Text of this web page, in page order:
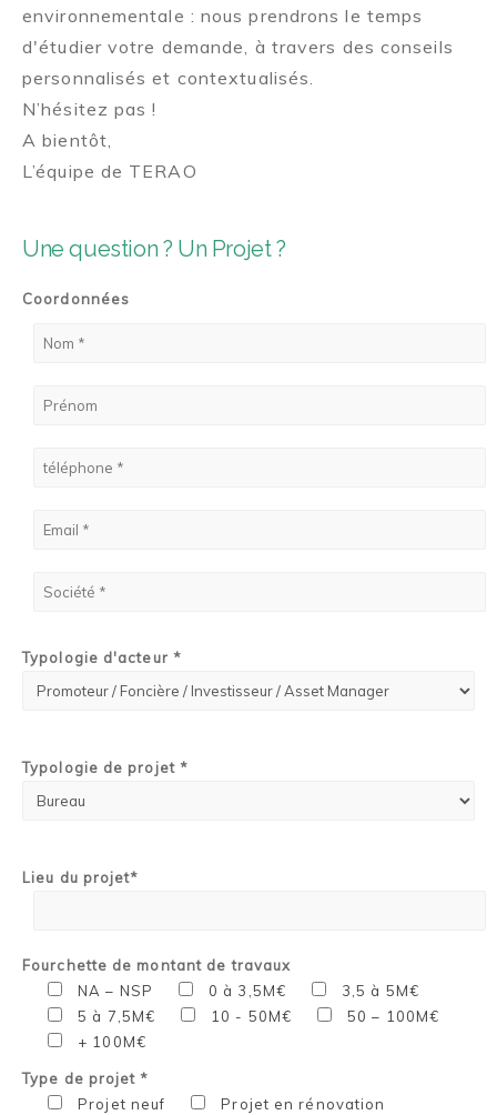
Une question ? Un Projet ?
Coordonnées
Typologie d'acteur *
Typologie de projet *
Lieu du projet*
Fourchette de montant de travaux
NA – NSP
0 à 3,5M€
3,5 à 5M€
5 à 7,5M€
10 - 50M€
50 – 100M€
+ 100M€
Type de projet *
Projet neuf
Projet en rénovation
environnementale : nous prendrons le temps
d'étudier votre demande, à travers des conseils
personnalisés et contextualisés.
N’hésitez pas !
A bientôt,
L’équipe de TERAO